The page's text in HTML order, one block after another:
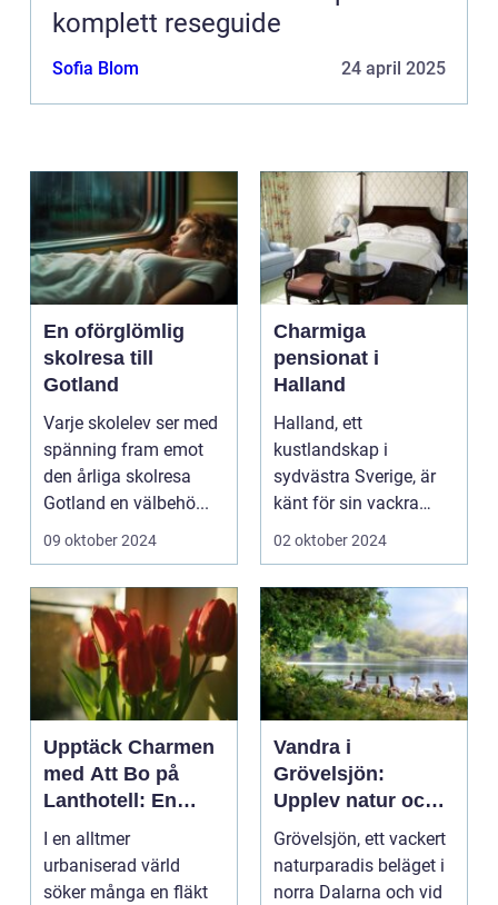
komplett reseguide
Sofia Blom 24 april 2025
En oförglömlig
skolresa till
Gotland
Varje skolelev ser med
spänning fram emot
den årliga skolresa
Gotland en välbehö...
09 oktober 2024
Charmiga
pensionat i
Halland
Halland, ett
kustlandskap i
sydvästra Sverige, är
känt för sin vackra
natur, långa
02 oktober 2024
Upptäck Charmen
med Att Bo på
Lanthotell: En
Unik Upplevelse
på Smålandstorpet
I en alltmer
urbaniserad värld
söker många en fläkt
Vandra i
Grövelsjön:
Upplev natur och
fjällvandring på
toppnivå
Grövelsjön, ett vackert
naturparadis beläget i
norra Dalarna och vid